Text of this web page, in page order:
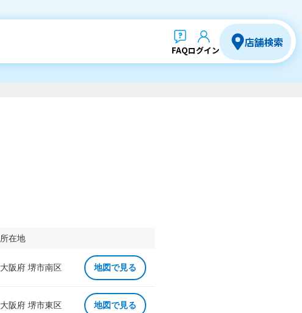
FAQログイン
店舗検索
所在地
大阪府 堺市南区 地図で見る
大阪府 堺市東区 地図で見る